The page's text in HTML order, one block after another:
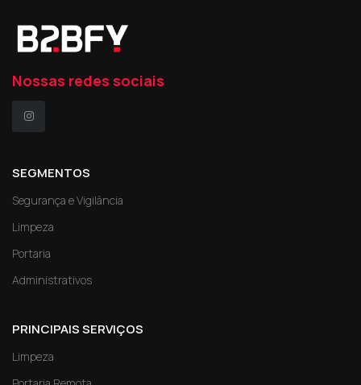
Nossas redes sociais
SEGMENTOS
Segurança e Vigilância
Limpeza
Portaria
Administrativos
PRINCIPAIS SERVIÇOS
Limpeza